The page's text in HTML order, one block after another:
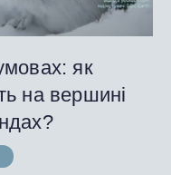
як
на вершині